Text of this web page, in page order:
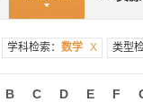
学科检索： 数学 X 类型
B C D E F